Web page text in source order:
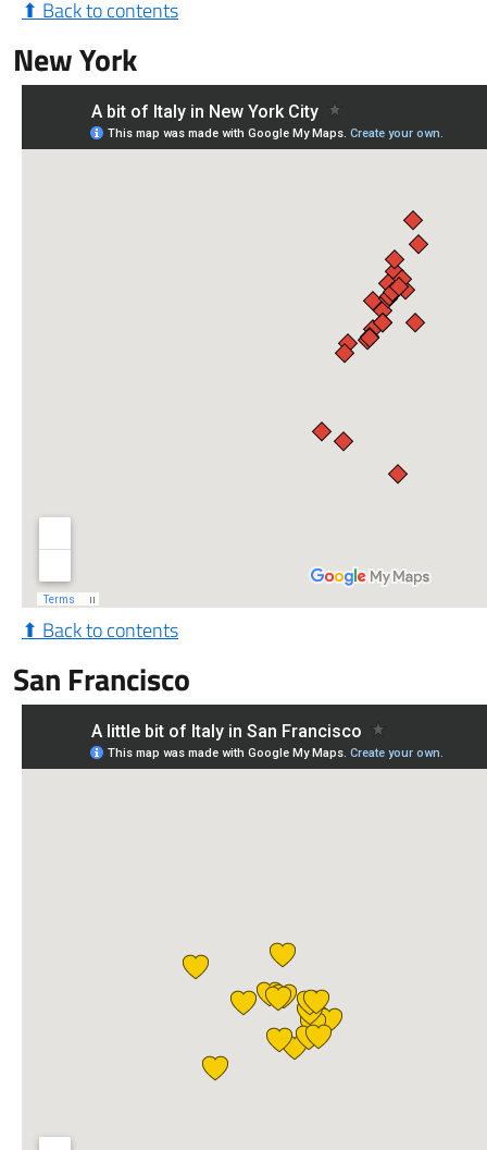
⬆ Back to contents
New York
⬆ Back to contents
San Francisco